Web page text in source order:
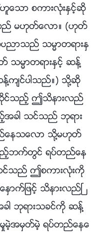
ေသာ စကားလုံးႏွင့္ဆို
ည္ မဟုတ္ေလာ။ (ဟုတ္
ညာသည္ သမၼာတရားႏွ
မၼာတရားႏွင့္ ဆန႔္
႔္က်င္ပါသည္။) သို႔ဆို
င္သည့္ ဤသိနားလည္
ည့္အခါ သင္သည္ ဘုရား
ေနသေလာ သို႔မဟုတ္
ည့္ဘက္တြင္ ရပ္တည္ေန
သင္သည္ ဤစကားလုံးကို
ာက္ျဖင့္ သိနားလည္ၿ
ဘုရားသခင္ကို ဆန႔္
မဲ့အမွတ္မဲ့ ရပ္တည္ေနေ